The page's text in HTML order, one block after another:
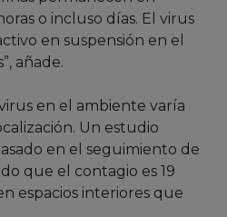
o incluso días. El virus
en suspensión en el
añade.
en el ambiente varía
Un estudio
en el seguimiento de
que el contagio es 19
espacios interiores que